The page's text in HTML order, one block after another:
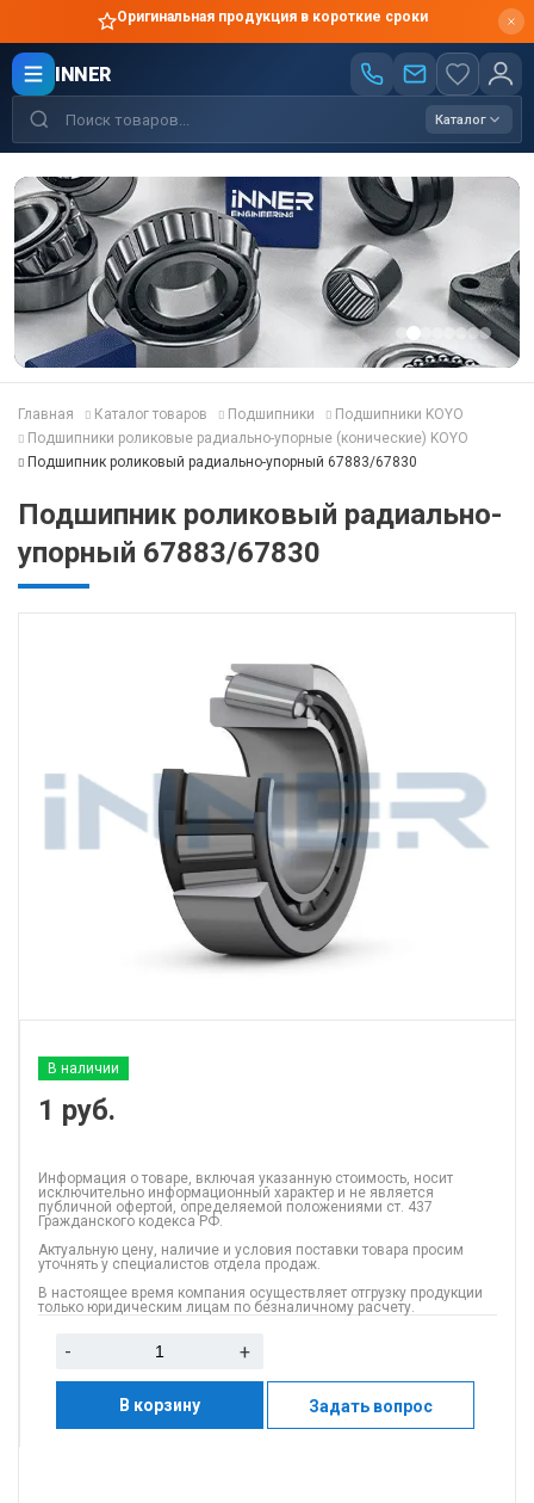
Оригинальная продукция в короткие сроки
INNER
Каталог
Главная Каталог товаров Подшипники
Подшипники KOYO
Подшипники роликовые радиально-упорные (конические) KOYO
Подшипник роликовый радиально-упорный 67883/67830
Подшипник роликовый радиально-
упорный 67883/67830
В наличии
1 руб.
Информация о товаре, включая указанную стоимость, носит
исключительно информационный характер и не является
публичной офертой, определяемой положениями ст. 437
Гражданского кодекса РФ.
Актуальную цену, наличие и условия поставки товара просим
уточнять у специалистов отдела продаж.
В настоящее время компания осуществляет отгрузку продукции
только юридическим лицам по безналичному расчету.
- +
В корзину Задать вопрос